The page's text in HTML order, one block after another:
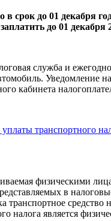
в срок до 01 декабря
до 01 декабря
служба и
Уведомление
кабинета
уплаты транспортного
физическими
в
средство
налога является